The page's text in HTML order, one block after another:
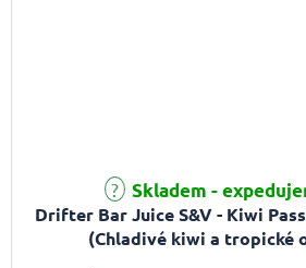
Drifter Bar Juice S&V - Kiwi
(Chladivé kiwi a tropické
Skladem -